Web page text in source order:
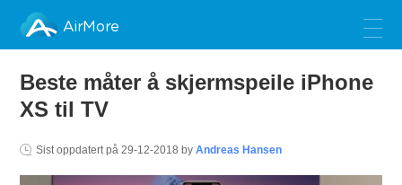
AirMore
Beste måter å skjermspeile iPhone
XS til TV
Sist oppdatert på29-12-2018 byAndreas Hansen